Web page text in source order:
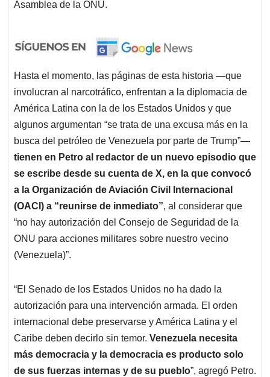
Asamblea de la ONU.
Hasta el momento, las páginas de esta historia —que
involucran al narcotráfico, enfrentan a la diplomacia de
América Latina con la de los Estados Unidos y que
algunos argumentan “se trata de una excusa más en la
busca del petróleo de Venezuela por parte de Trump”—
tienen en Petro al redactor de un nuevo episodio que
se escribe desde su cuenta de X, en la que convocó
a la Organización de Aviación Civil Internacional
(OACI) a “reunirse de inmediato”, al considerar que
“no hay autorización del Consejo de Seguridad de la
ONU para acciones militares sobre nuestro vecino
(Venezuela)”.
“El Senado de los Estados Unidos no ha dado la
autorización para una intervención armada. El orden
internacional debe preservarse y América Latina y el
Caribe deben decirlo sin temor. Venezuela necesita
más democracia y la democracia es producto solo
de sus fuerzas internas y de su pueblo”, agregó Petro.